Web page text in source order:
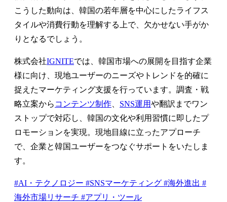
こうした動向は、韓国の若年層を中心にしたライフス
タイルや消費行動を理解する上で、欠かせない手がか
りとなるでしょう。
株式会社IGNITEでは、韓国市場への展開を目指す企業
様に向け、現地ユーザーのニーズやトレンドを的確に
捉えたマーケティング支援を行っています。調査・戦
略立案から コンテンツ制作 SNS運用や翻訳までワン
ストップで対応し、韓国の文化や利用習慣に即したプ
ロモーションを実現。現地目線に立ったアプローチ
で、企業と韓国ユーザーをつなぐサポートをいたしま
す。
#AI・テクノロジー #SNSマーケティング #海外進出 #
海外市場リサーチ #アプリ・ツール